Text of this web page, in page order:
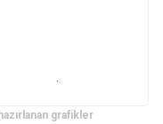
grafikler